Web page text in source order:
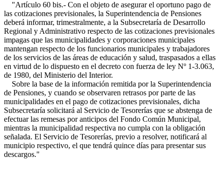
"Artículo 60 bis.- Con el objeto de asegurar el oportuno pago de
las cotizaciones previsionales, la Superintendencia de Pensiones
deberá informar, trimestralmente, a la Subsecretaría de Desarrollo
Regional y Administrativo respecto de las cotizaciones previsionales
impagas que las municipalidades y corporaciones municipales
mantengan respecto de los funcionarios municipales y trabajadores
de los servicios de las áreas de educación y salud, traspasados a ellas
en virtud de lo dispuesto en el decreto con fuerza de ley Nº 1-3.063,
de 1980, del Ministerio del Interior.
Sobre la base de la información remitida por la Superintendencia
de Pensiones, y cuando se observaren retrasos por parte de las
municipalidades en el pago de cotizaciones previsionales, dicha
Subsecretaría solicitará al Servicio de Tesorerías que se abstenga de
efectuar las remesas por anticipos del Fondo Común Municipal,
mientras la municipalidad respectiva no cumpla con la obligación
señalada. El Servicio de Tesorerías, previo a resolver, notificará al
municipio respectivo, el que tendrá quince días para presentar sus
descargos."